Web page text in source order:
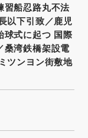
習船忍路丸不法
以下引致／鹿児
球式に起つ 国際
桑湾鉄橋架設電
ツンヨン街敷地